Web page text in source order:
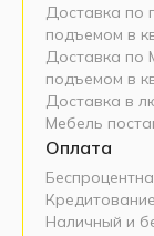
Доставка по
подъемом в
Доставка по
подъемом в
Доставка в
Мебель
Оплата
Наличный и